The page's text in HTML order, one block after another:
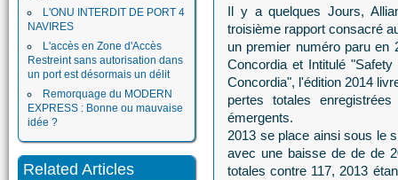
L'ONU INTERDIT DE PORT 4
NAVIRES
L'accès en Zone d'Accès
Restreint sans autorisation dans
un port est désormais un délit
Remorquage du MODERN
EXPRESS : Bonne ou mauvaise
idée ?
Related Articles
Il y a quelques Jours,
troisième rapport consacré
un premier numéro paru en
Concordia et Intitulé
Concordia", l'édition 2014
pertes totales
émergents.
2013 se place ainsi sous le
avec une baisse de de de
totales contre 117, 2013